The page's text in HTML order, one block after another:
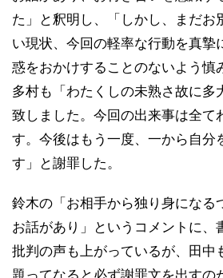
た」と釈明し、「しかし、まだお
い現状、今回の軽率な行動を真摯
惑をおかけすることのないよう慎
多村も「わたくしの未熟さ故に多
致しました。今回の出来事は全て
す。今後はもう一度、一から自分
す」と謝罪した。
鈴木の「お相手から独り身になる
お話があり」というコメントに、
批判の声も上がっているが、田中
題ってなると必ず謝罪文を出すの